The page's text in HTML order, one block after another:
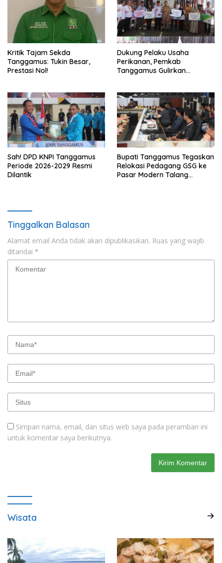
Kritik Tajam Sekda
Tanggamus: Tukin Besar,
Prestasi Nol!
Dukung Pelaku Usaha
Perikanan, Pemkab
Tanggamus Gulirkan
Sah! DPD KNPI Tanggamus
Periode 2026-2029 Resmi
Dilantik
Bupati Tanggamus Tegaskan
Relokasi Pedagang GSG ke
Pasar Modern Talang
Tinggalkan Balasan
Alamat email Anda tidak akan dipublikasikan. Ruas yang wajib
ditandai *
Simpan nama, email, dan situs web saya pada peramban ini
untuk komentar saya berikutnya.
Wisata